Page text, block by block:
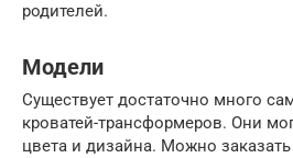
родителей.
Модели
Существует достаточно много
кроватей-трансформеров. Они
цвета и дизайна. Можно